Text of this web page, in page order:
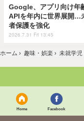
Google、アプリ向け年
APIを年内に世界展開…
者保護を強化
2026.7.31 Fri 13:45
ホーム › 趣味・娯楽 › 未就学児
Home Facebook